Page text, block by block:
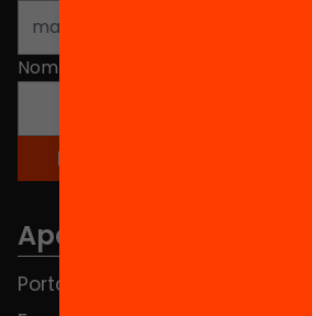
Nombre
Apartados
Portada